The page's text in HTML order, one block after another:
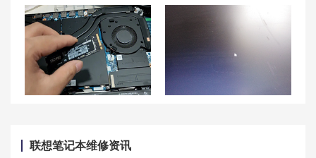
联想拯救者Y9000K笔记本经常死机原因及解决方法详解！
联想笔记本维修资讯